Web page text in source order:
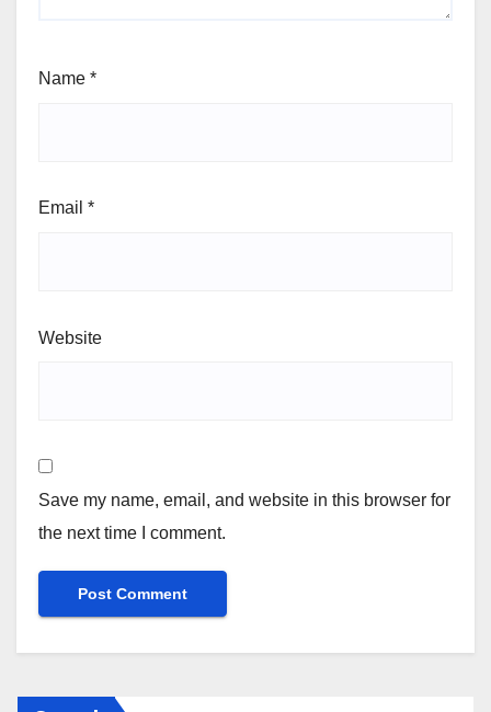
Name *
Email *
Website
Save my name, email, and website in this browser for
the next time I comment.